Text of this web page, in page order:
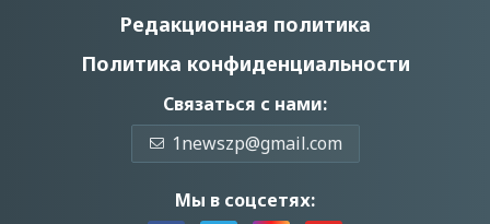
Редакционная политика
Политика конфиденциальности
Связаться с нами:
1newszp@gmail.com
Мы в соцсетях: